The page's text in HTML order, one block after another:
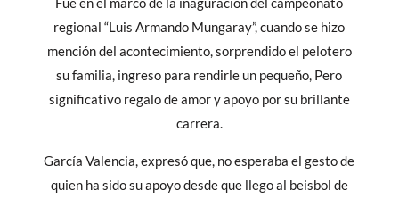
regional “Luis Armando Mungaray”, cuando se hizo
mención del acontecimiento, sorprendido el pelotero
su familia, ingreso para rendirle un pequeño, Pero
significativo regalo de amor y apoyo por su brillante
carrera.
García Valencia, expresó que, no esperaba el gesto de
quien ha sido su apoyo desde que llego al beisbol de